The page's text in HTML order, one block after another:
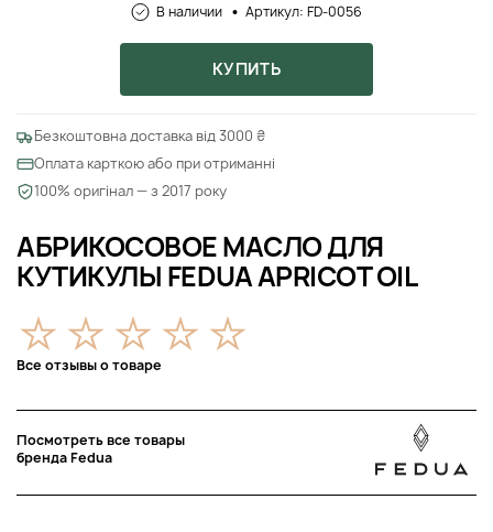
АБРИКОСОВОЕ МАСЛО ДЛЯ
КУТИКУЛЫ FEDUA APRICOT OIL
Все отзывы о товаре
Посмотреть все товары
бренда Fedua
В наличии Артикул: FD-0056
КУПИТЬ
Безкоштовна доставка від 3000 ₴
Оплата карткою або при отриманні
100% оригінал — з 2017 року